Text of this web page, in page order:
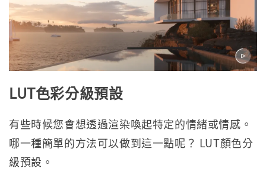
LUT色彩分級預設
有些時候您會想透過渲染喚起特定的情緒或情感。
哪一種簡單的方法可以做到這一點呢？ LUT顏色分
級預設。